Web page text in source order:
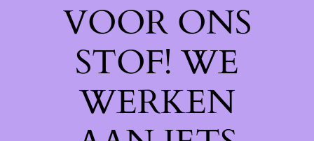
VOOR ONS
STOF! WE
WERKEN